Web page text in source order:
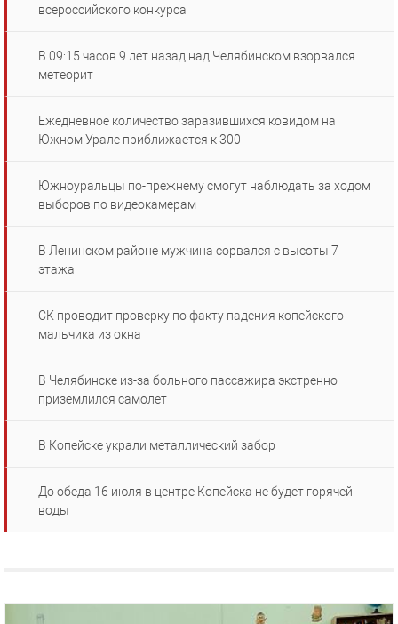
всероссийского конкурса
В 09:15 часов 9 лет назад над Челябинском взорвался
метеорит
Ежедневное количество заразившихся ковидом на
Южном Урале приближается к 300
Южноуральцы по-прежнему смогут наблюдать за ходом
выборов по видеокамерам
В Ленинском районе мужчина сорвался с высоты 7
этажа
СК проводит проверку по факту падения копейского
мальчика из окна
В Челябинске из-за больного пассажира экстренно
приземлился самолет
В Копейске украли металлический забор
До обеда 16 июля в центре Копейска не будет горячей
воды